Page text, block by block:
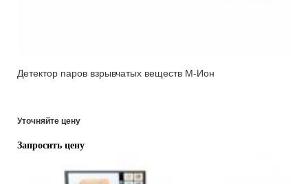
Детектор паров взрывчатых веществ М-Ион
Уточняйте цену
Запросить цену